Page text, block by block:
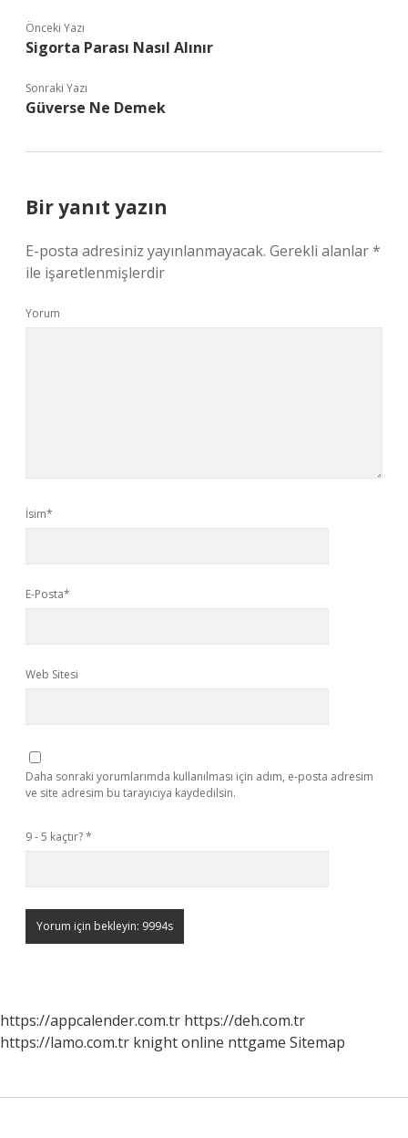
Önceki Yazı
Sigorta Parası Nasıl Alınır
Sonraki Yazı
Güverse Ne Demek
Bir yanıt yazın
E-posta adresiniz yayınlanmayacak. Gerekli alanlar*
ile işaretlenmişlerdir
Yorum
İsim*
E-Posta*
Web Sitesi
Daha sonraki yorumlarımda kullanılması için adım, e-posta adresim
ve site adresim bu tarayıcıya kaydedilsin.
9 - 5 kaçtır?*
https://appcalender.com.tr https://deh.com.tr
https://lamo.com.tr knight online nttgame Sitemap